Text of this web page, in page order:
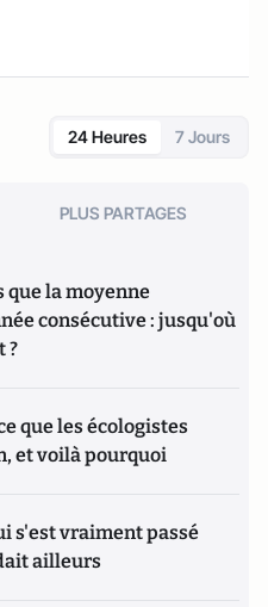
24 Heures 7 Jours
PLUS PARTAGES
que la moyenne
consécutive : jusqu'où
?
que les écologistes
et voilà pourquoi
s'est vraiment passé
ailleurs